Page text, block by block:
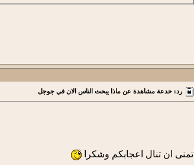
رد: خدعة مشاهدة عن ماذا يبحث الناس الان في جوجل
اتمنى ان تنال اعجابكم وشكرا